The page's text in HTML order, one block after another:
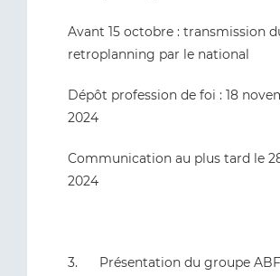
Avant 15 octobre : transmission
retroplanning par le national
Dépôt profession de foi : 18
2024
Communication au plus tard le
2024
3. Présentation du groupe